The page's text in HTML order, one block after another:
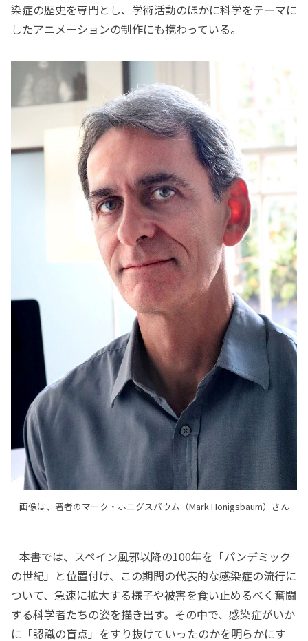
染症の歴史を専門とし、学術活動のほかに科学をテーマに
したアニメーションの制作にも携わっている。
画像は、著者のマーク・ホニグスバウム（Mark Honigsbaum）さん
本書では、スペイン風邪以降の100年を「パンデミック
の世紀」と位置付け、この期間の代表的な感染症の流行に
ついて、急速に拡大する様子や被害を食い止めるべく奮闘
する科学者たちの姿を描き出す。その中で、感染症がいか
に「認識の盲点」をすり抜けていったのかを明らかにす